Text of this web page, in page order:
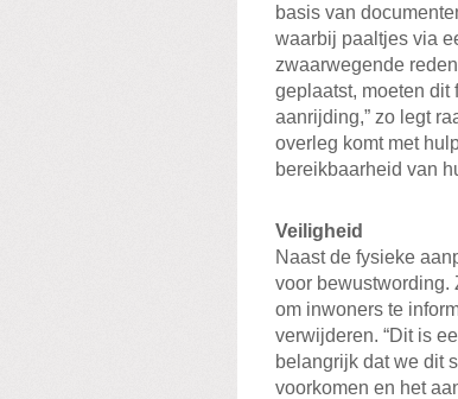
basis van
waarbij paaltjes via
zwaarwegende
geplaatst, moeten
aanrijding,” zo legt
overleg komt met
bereikbaarheid van
Veiligheid
Naast de fysieke
voor bewustwording.
om inwoners te
verwijderen. “Dit is
belangrijk dat we dit
voorkomen en het